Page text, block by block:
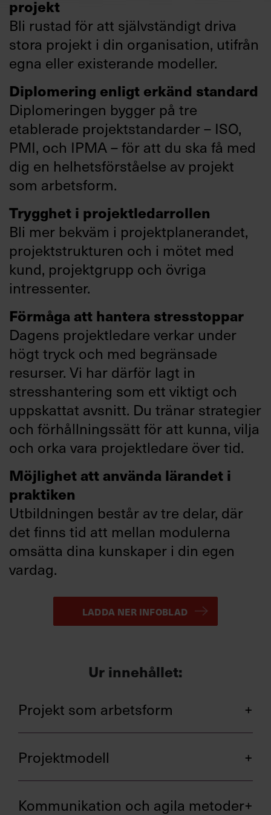
projekt
Bli rustad för att självständigt driva
stora projekt i din organisation, utifrån
egna eller existerande modeller.
Diplomering enligt erkänd standard
Diplomeringen bygger på tre
etablerade projektstandarder – ISO,
PMI, och IPMA – för att du ska få med
dig en helhetsförståelse av projekt
som arbetsform.
Trygghet i projektledarrollen
Bli mer bekväm i projektplanerandet,
projektstrukturen och i mötet med
kund, projektgrupp och övriga
intressenter.
Förmåga att hantera stresstoppar
Dagens projektledare verkar under
högt tryck och med begränsade
resurser. Vi har därför lagt in
stresshantering som ett viktigt och
uppskattat avsnitt. Du tränar strategier
och förhållningssätt för att kunna, vilja
och orka vara projektledare över tid.
Möjlighet att använda lärandet i
praktiken
Utbildningen består av tre delar, där
det finns tid att mellan modulerna
omsätta dina kunskaper i din egen
vardag.
LADDA NER INFOBLAD
Ur innehållet:
Projekt som arbetsform
Certifiering av projektledare
Projektmodell
Projektets livscykel med faser och beslut
Kommunikation och agila metoder